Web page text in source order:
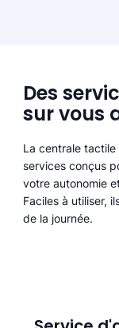
Des
sur vous
La centrale
services conçus
votre autonomie
Faciles à utiliser,
de la journée.